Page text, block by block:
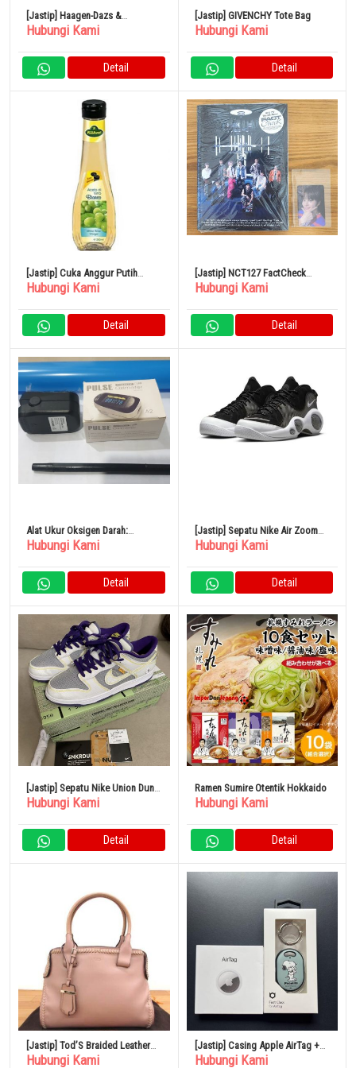
[Jastip] Haagen-Dazs &
Strawberry Ice A-HGR
Hubungi Kami
Detail
[Jastip] GIVENCHY Tote Bag
Hubungi Kami
Detail
[Jastip] Cuka Anggur Putih
Kuehne 250Ml
Hubungi Kami
Detail
[Jastip] NCT127 FactCheck
Showcase Kartu Perdagangan
Hubungi Kami
Detail
Alat Ukur Oksigen Darah:
Fingertip Oximeter Pulse A2
Hubungi Kami
Detail
[Jastip] Sepatu Nike Air Zoom
Flight 95
Hubungi Kami
Detail
[Jastip] Sepatu Nike Union Dunk
Low Ungu
Hubungi Kami
Detail
Ramen Sumire Otentik Hokkaido
Hubungi Kami
Detail
[Jastip] Tod’S Braided Leather
Cape Bag Small
Hubungi Kami
[Jastip] Casing Apple AirTag +
Hamee AirTag
Hubungi Kami